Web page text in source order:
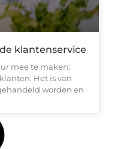
klantenservice
mee te maken:
Het is van
worden en